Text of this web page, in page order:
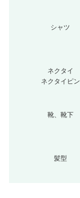
シャツ
ネクタイ
ネクタイピン
靴、靴下
髪型